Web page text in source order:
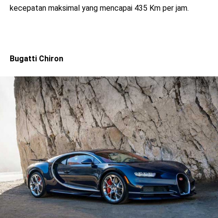
kecepatan maksimal yang mencapai 435 Km per jam.
Bugatti Chiron